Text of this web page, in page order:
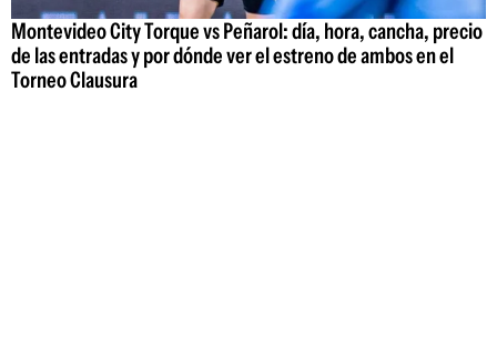
Montevideo City Torque vs Peñarol: día, hora, cancha, precio
de las entradas y por dónde ver el estreno de ambos en el
Torneo Clausura